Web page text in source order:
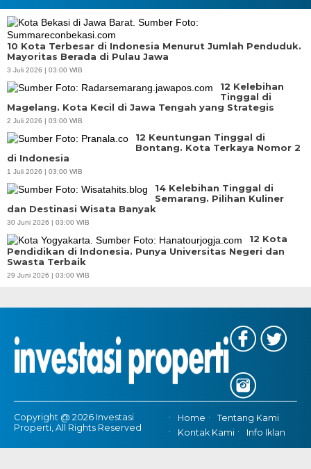
10 Kota Terbesar di Indonesia Menurut Jumlah Penduduk.
Mayoritas Berada di Pulau Jawa
3 Juli 2026 | 03:00 WIB
12 Kelebihan
Tinggal di
Magelang. Kota Kecil di Jawa Tengah yang Strategis
2 Juli 2026 | 03:00 WIB
12 Keuntungan Tinggal di
Bontang. Kota Terkaya Nomor 2
di Indonesia
1 Juli 2026 | 03:00 WIB
14 Kelebihan Tinggal di
Semarang. Pilihan Kuliner
dan Destinasi Wisata Banyak
30 Juni 2026 | 03:00 WIB
12 Kota
Pendidikan di Indonesia. Punya Universitas Negeri dan
Swasta Terbaik
29 Juni 2026 | 03:00 WIB
Copyright @ 2026 Investasi
Properti, All Rights Reserved
Home
Tentang Kami
Kontak Kami
Info Iklan